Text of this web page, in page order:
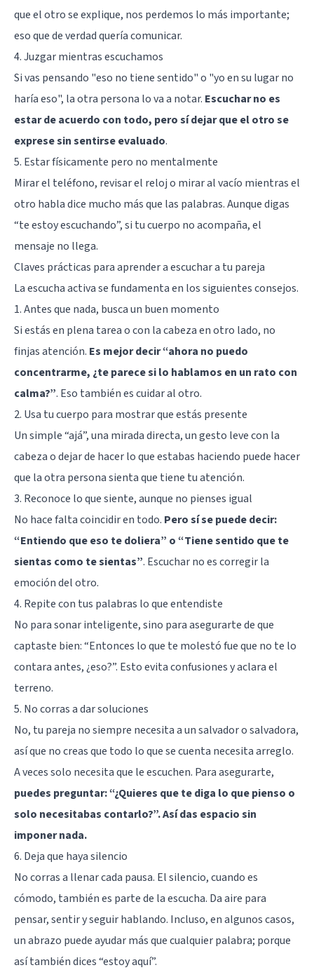
que el otro se explique, nos perdemos lo más importante;
eso que de verdad quería comunicar.
4. Juzgar mientras escuchamos
Si vas pensando "eso no tiene sentido" o "yo en su lugar no
haría eso", la otra persona lo va a notar. Escuchar no es
estar de acuerdo con todo, pero sí dejar que el otro se
exprese sin sentirse evaluado.
5. Estar físicamente pero no mentalmente
Mirar el teléfono, revisar el reloj o mirar al vacío mientras el
otro habla dice mucho más que las palabras. Aunque digas
“te estoy escuchando”, si tu cuerpo no acompaña, el
mensaje no llega.
Claves prácticas para aprender a escuchar a tu pareja
La escucha activa se fundamenta en los siguientes consejos.
1. Antes que nada, busca un buen momento
Si estás en plena tarea o con la cabeza en otro lado, no
finjas atención. Es mejor decir “ahora no puedo
concentrarme, ¿te parece si lo hablamos en un rato con
calma?”. Eso también es cuidar al otro.
2. Usa tu cuerpo para mostrar que estás presente
Un simple “ajá”, una mirada directa, un gesto leve con la
cabeza o dejar de hacer lo que estabas haciendo puede hacer
que la otra persona sienta que tiene tu atención.
3. Reconoce lo que siente, aunque no pienses igual
No hace falta coincidir en todo. Pero sí se puede decir:
“Entiendo que eso te doliera” o “Tiene sentido que te
sientas como te sientas”. Escuchar no es corregir la
emoción del otro.
4. Repite con tus palabras lo que entendiste
No para sonar inteligente, sino para asegurarte de que
captaste bien: “Entonces lo que te molestó fue que no te lo
contara antes, ¿eso?”. Esto evita confusiones y aclara el
terreno.
5. No corras a dar soluciones
No, tu pareja no siempre necesita a un salvador o salvadora,
así que no creas que todo lo que se cuenta necesita arreglo.
A veces solo necesita que le escuchen. Para asegurarte,
puedes preguntar: “¿Quieres que te diga lo que pienso o
solo necesitabas contarlo?”. Así das espacio sin
imponer nada.
6. Deja que haya silencio
No corras a llenar cada pausa. El silencio, cuando es
cómodo, también es parte de la escucha. Da aire para
pensar, sentir y seguir hablando. Incluso, en algunos casos,
un abrazo puede ayudar más que cualquier palabra; porque
así también dices “estoy aquí”.